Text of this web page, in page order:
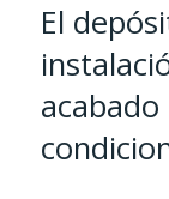
El